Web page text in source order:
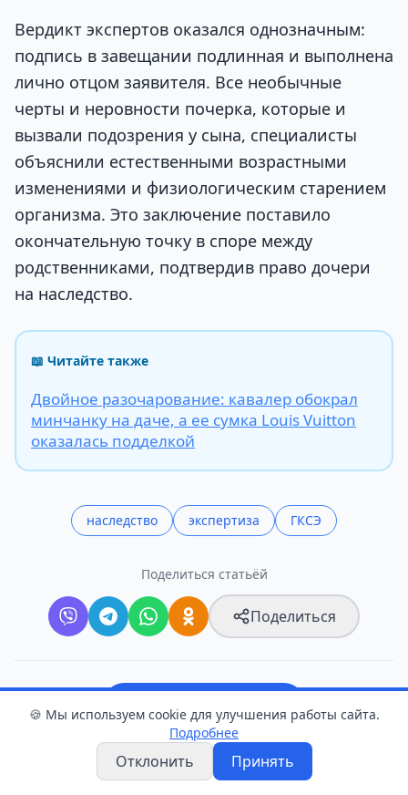
Вердикт экспертов оказался однозначным:
подпись в завещании подлинная и выполнена
лично отцом заявителя. Все необычные
черты и неровности почерка, которые и
вызвали подозрения у сына, специалисты
объяснили естественными возрастными
изменениями и физиологическим старением
организма. Это заключение поставило
окончательную точку в споре между
родственниками, подтвердив право дочери
на наследство.
📖 Читайте также
Двойное разочарование: кавалер обокрал
минчанку на даче, а ее сумка Louis Vuitton
оказалась подделкой
наследство экспертиза ГКСЭ
Поделиться статьёй
Поделиться
Прислать новость
🍪 Мы используем cookie для улучшения работы сайта.
Подробнее
Отклонить Принять